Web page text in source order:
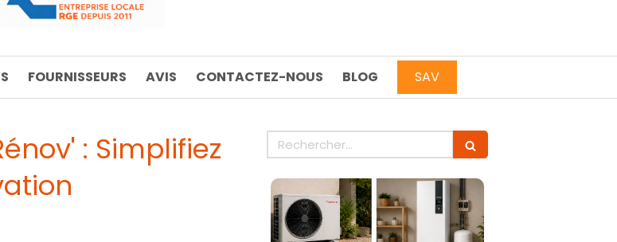
FOURNISSEURS AVIS CONTACTEZ-NOUS BLOG SAV
: Simplifiez
Rechercher